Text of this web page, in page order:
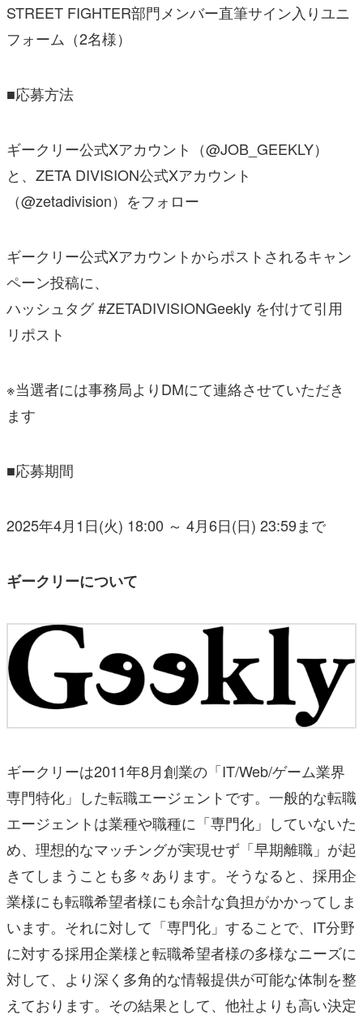
STREET FIGHTER部門メンバー直筆サイン入りユニ
フォーム（2名様）
■応募方法
ギークリー公式Xアカウント（@JOB_GEEKLY）
と、ZETA DIVISION公式Xアカウント
（@zetadivision）をフォロー
ギークリー公式Xアカウントからポストされるキャン
ペーン投稿に、
ハッシュタグ #ZETADIVISIONGeekly を付けて引用
リポスト
※当選者には事務局よりDMにて連絡させていただき
ます
■応募期間
2025年4月1日(火) 18:00 ～ 4月6日(日) 23:59まで
ギークリーについて
ギークリーは2011年8月創業の「IT/Web/ゲーム業界
専門特化」した転職エージェントです。一般的な転職
エージェントは業種や職種に「専門化」していないた
め、理想的なマッチングが実現せず「早期離職」が起
きてしまうことも多々あります。そうなると、採用企
業様にも転職希望者様にも余計な負担がかかってしま
います。それに対して「専門化」することで、IT分野
に対する採用企業様と転職希望者様の多様なニーズに
対して、より深く多角的な情報提供が可能な体制を整
えております。その結果として、他社よりも高い決定